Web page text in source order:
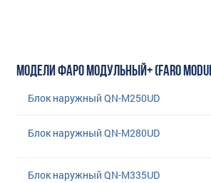
МОДЕЛИ ФАРО МОДУЛЬНЫЙ+ (FARO
Блок наружный QN-M250UD
Блок наружный QN-M280UD
Блок наружный QN-M335UD